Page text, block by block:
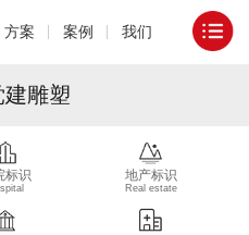
方案 案例 我们
建雕塑
标识 地产标识
Real estate